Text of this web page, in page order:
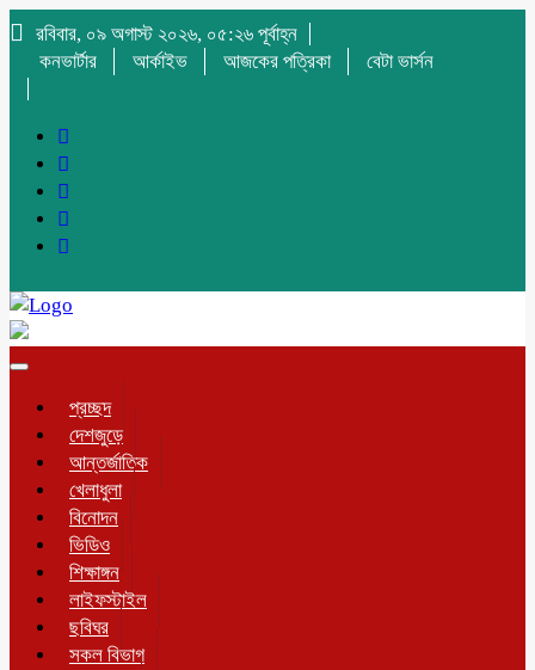
রবিবার, ০৯ অগাস্ট ২০২৬, ০৫:২৬ পূর্বাহ্ন
কনভার্টার
আর্কাইভ আজকের পত্রিকা বেটা ভার্সন
Toggle
প্রচ্ছদ
দেশজুড়ে
আন্তর্জাতিক
খেলাধুলা
বিনোদন
ভিডিও
শিক্ষাঙ্গন
লাইফস্টাইল
ছবিঘর
সকল বিভাগ